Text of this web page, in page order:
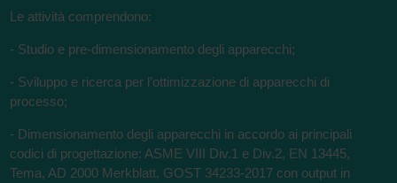
Le attività comprendono:
- Studio e pre-dimensionamento degli apparecchi;
- Sviluppo e ricerca per l’ottimizzazione di apparecchi di
processo;
- Dimensionamento degli apparecchi in accordo ai principali
codici di progettazione: ASME VIII Div.1 e Div.2, EN 13445,
Tema, AD 2000 Merkblatt, GOST 34233-2017 con output in